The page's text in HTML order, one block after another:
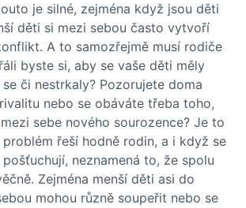
je silné, zejména když jsou děti
děti si mezi sebou často vytvoří
A to samozřejmě musí rodiče
byste si, aby se vaše děti měly
či nestrkaly? Pozorujete doma
nebo se obáváte třeba toho,
sebe nového sourozence? Je to
řeší hodně rodin, a i když se
neznamená to, že spolu
Zejména menší děti asi do
mohou různě soupeřit nebo se